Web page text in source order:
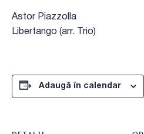
Astor Piazzolla
Libertango (arr. Trio)
Adaugă în calendar